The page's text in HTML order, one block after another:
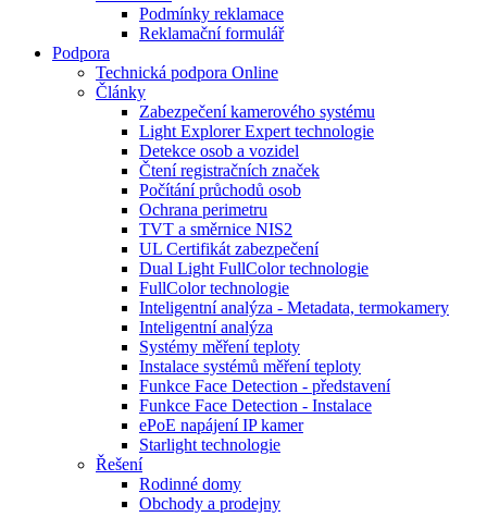
Podmínky reklamace
Reklamační formulář
Podpora
Technická podpora Online
Články
Zabezpečení kamerového systému
Light Explorer Expert technologie
Detekce osob a vozidel
Čtení registračních značek
Počítání průchodů osob
Ochrana perimetru
TVT a směrnice NIS2
UL Certifikát zabezpečení
Dual Light FullColor technologie
FullColor technologie
Inteligentní analýza - Metadata, termokamery
Inteligentní analýza
Systémy měření teploty
Instalace systémů měření teploty
Funkce Face Detection - představení
Funkce Face Detection - Instalace
ePoE napájení IP kamer
Starlight technologie
Řešení
Rodinné domy
Obchody a prodejny